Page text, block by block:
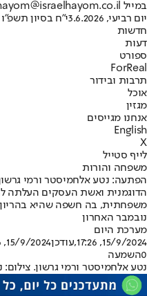
במייל hayom@israelhayom.co.il.
יום רביעי, 3.6.2026
י"ח בסיון תשפ"ו
חדשות
דעות
ספורט
ForReal
תרבות ובידור
אוכל
מגזין
אנחנו מגייסים
English
X
לייף סטייל
משפחה והורות
הפתעה: נטע אלחמיסטר ורמי
הדוגמנית ואשת העסקים העלתה
משפחתית, בה חשפה שהיא בהריון
נובמבר האחרון
מערכת היום
15/9/2024, 17:26
,עודכן15/9/2024, 17:26
0השמעה
נטע אלחמיסטר ורמי גרשון. צילום: